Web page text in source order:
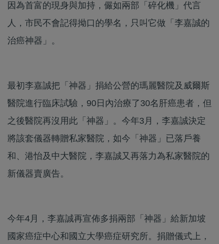
因為首富的現身與加持，儼如兩部「碎化機」代言
人，市民不會記得拗口的學名，只叫它做「李嘉誠的
治癌神器」。
最初李嘉誠把「神器」捐給公營的瑪麗醫院及威爾斯
醫院進行臨床試驗，90日內治療了30名肝癌患者，但
之後醫院再沒用此「神器」。今年3月，李嘉誠決定
將該套儀器轉贈私家醫院，如今「神器」已落戶養
和、港怡及中大醫院，李嘉誠又再落力為私家醫院的
新儀器賣廣告。
今年4月，李嘉誠再宣佈多捐兩部「神器」給新加坡
國家癌症中心和國立大學癌症研究所。捐贈儀式上，